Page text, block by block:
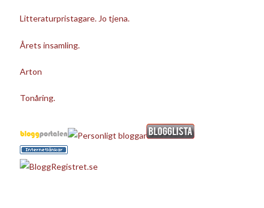
Litteraturpristagare. Jo tjena.
Årets insamling.
Arton
Tonåring.